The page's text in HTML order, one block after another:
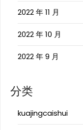
2022 年 11 月
2022 年 10 月
2022 年 9 月
分类
kuajingcaishui